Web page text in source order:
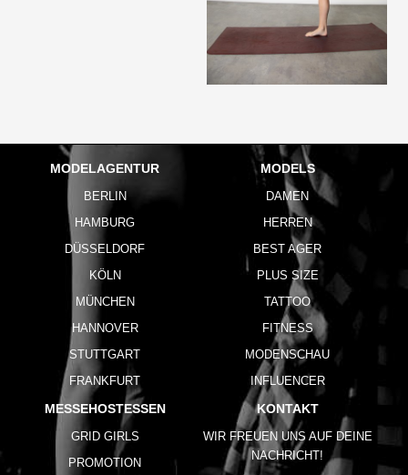
MODELAGENTUR
BERLIN
HAMBURG
DÜSSELDORF
KÖLN
MÜNCHEN
HANNOVER
STUTTGART
FRANKFURT
MODELS
DAMEN
HERREN
BEST AGER
PLUS SIZE
TATTOO
FITNESS
MODENSCHAU
INFLUENCER
MESSEHOSTESSEN
GRID GIRLS
PROMOTION
KONTAKT
WIR FREUEN UNS AUF DEINE
NACHRICHT!